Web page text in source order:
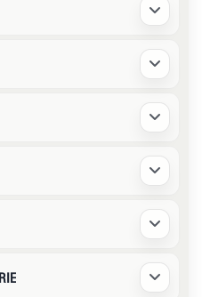
Déplier
Déplier
Déplier
Déplier
Déplier
Déplier